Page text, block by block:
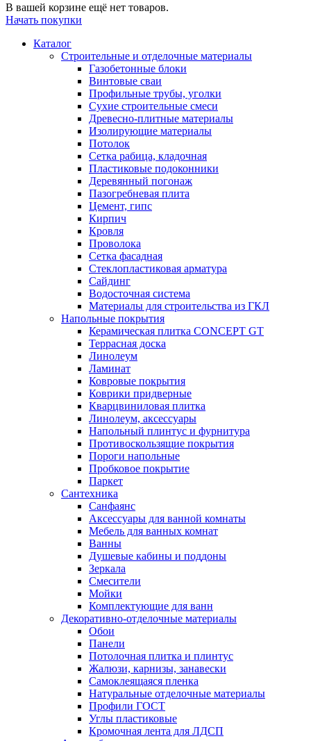
В вашей корзине ещё нет товаров.
Начать покупки
Каталог
Строительные и отделочные материалы
Газобетонные блоки
Винтовые сваи
Профильные трубы, уголки
Сухие строительные смеси
Древесно-плитные материалы
Изолирующие материалы
Потолок
Сетка рабица, кладочная
Пластиковые подоконники
Деревянный погонаж
Пазогребневая плита
Цемент, гипс
Кирпич
Кровля
Проволока
Сетка фасадная
Стеклопластиковая арматура
Сайдинг
Водосточная система
Материалы для строительства из ГКЛ
Напольные покрытия
Керамическая плитка CONCEPT GT
Террасная доска
Линолеум
Ламинат
Ковровые покрытия
Коврики придверные
Кварцвиниловая плитка
Линолеум, аксессуары
Напольный плинтус и фурнитура
Противоскользящие покрытия
Пороги напольные
Пробковое покрытие
Паркет
Сантехника
Санфаянс
Аксессуары для ванной комнаты
Мебель для ванных комнат
Ванны
Душевые кабины и поддоны
Зеркала
Смесители
Мойки
Комплектующие для ванн
Декоративно-отделочные материалы
Обои
Панели
Потолочная плитка и плинтус
Жалюзи, карнизы, занавески
Самоклеящаяся пленка
Натуральные отделочные материалы
Профили ГОСТ
Углы пластиковые
Кромочная лента для ЛДСП